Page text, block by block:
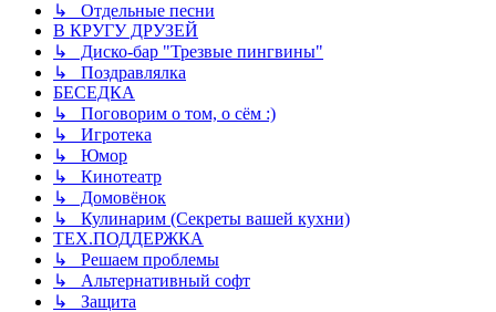
↳ Отдельные песни
В КРУГУ ДРУЗЕЙ
↳ Диско-бар "Трезвые пингвины"
↳ Поздравлялка
БЕСЕДКА
↳ Поговорим о том, о сём :)
↳ Игротека
↳ Юмор
↳ Кинотеатр
↳ Домовёнок
↳ Кулинарим (Секреты вашей кухни)
ТЕХ.ПОДДЕРЖКА
↳ Решаем проблемы
↳ Альтернативный софт
↳ Защита